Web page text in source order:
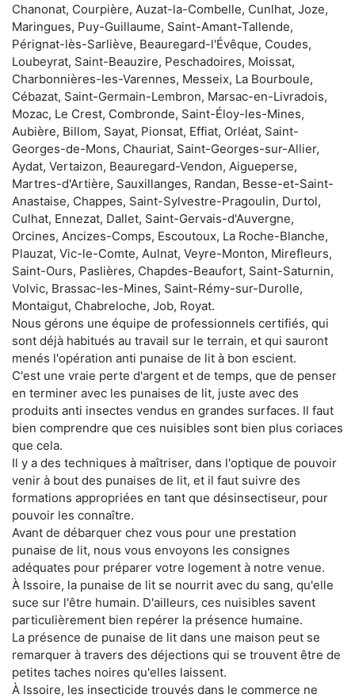
Chanonat, Courpière, Auzat-la-Combelle, Cunlhat, Joze,
Maringues, Puy-Guillaume, Saint-Amant-Tallende,
Pérignat-lès-Sarliève, Beauregard-l'Évêque, Coudes,
Loubeyrat, Saint-Beauzire, Peschadoires, Moissat,
Charbonnières-les-Varennes, Messeix, La Bourboule,
Cébazat, Saint-Germain-Lembron, Marsac-en-Livradois,
Mozac, Le Crest, Combronde, Saint-Éloy-les-Mines,
Aubière, Billom, Sayat, Pionsat, Effiat, Orléat, Saint-
Georges-de-Mons, Chauriat, Saint-Georges-sur-Allier,
Aydat, Vertaizon, Beauregard-Vendon, Aigueperse,
Martres-d'Artière, Sauxillanges, Randan, Besse-et-Saint-
Anastaise, Chappes, Saint-Sylvestre-Pragoulin, Durtol,
Culhat, Ennezat, Dallet, Saint-Gervais-d'Auvergne,
Orcines, Ancizes-Comps, Escoutoux, La Roche-Blanche,
Plauzat, Vic-le-Comte, Aulnat, Veyre-Monton, Mirefleurs,
Saint-Ours, Paslières, Chapdes-Beaufort, Saint-Saturnin,
Volvic, Brassac-les-Mines, Saint-Rémy-sur-Durolle,
Montaigut, Chabreloche, Job, Royat.
Nous gérons une équipe de professionnels certifiés, qui
sont déjà habitués au travail sur le terrain, et qui sauront
menés l'opération anti punaise de lit à bon escient.
C'est une vraie perte d'argent et de temps, que de penser
en terminer avec les punaises de lit, juste avec des
produits anti insectes vendus en grandes surfaces. Il faut
bien comprendre que ces nuisibles sont bien plus coriaces
que cela.
Il y a des techniques à maîtriser, dans l'optique de pouvoir
venir à bout des punaises de lit, et il faut suivre des
formations appropriées en tant que désinsectiseur, pour
pouvoir les connaître.
Avant de débarquer chez vous pour une prestation
punaise de lit, nous vous envoyons les consignes
adéquates pour préparer votre logement à notre venue.
À Issoire, la punaise de lit se nourrit avec du sang, qu'elle
suce sur l'être humain. D'ailleurs, ces nuisibles savent
particulièrement bien repérer la présence humaine.
La présence de punaise de lit dans une maison peut se
remarquer à travers des déjections qui se trouvent être de
petites taches noires qu'elles laissent.
À Issoire, les insecticide trouvés dans le commerce ne